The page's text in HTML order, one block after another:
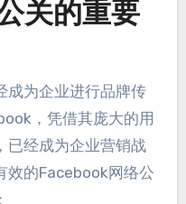
关的重要
成为企业进行品牌传
，凭借其庞大的用
已经成为企业营销战
效的Facebook网络公